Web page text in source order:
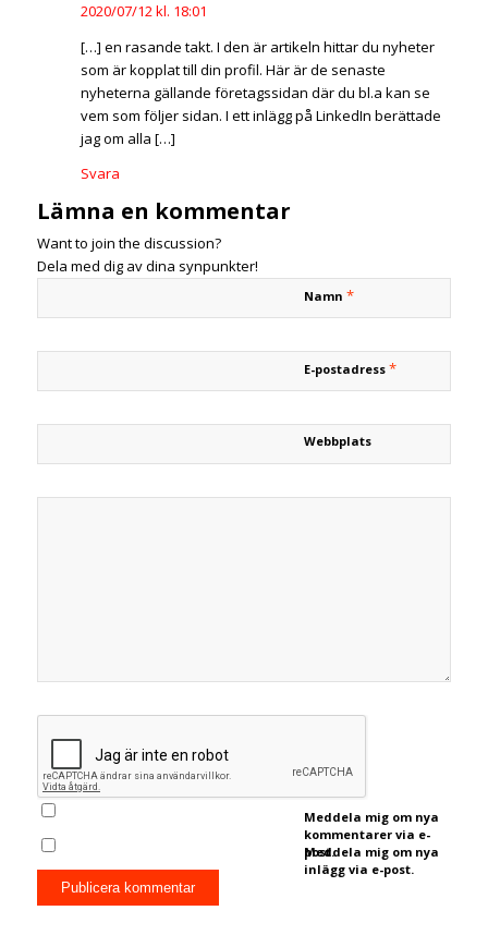
2020/07/12 kl. 18:01
[…] en rasande takt. I den är artikeln hittar du nyheter
som är kopplat till din profil. Här är de senaste
nyheterna gällande företagssidan där du bl.a kan se
vem som följer sidan. I ett inlägg på LinkedIn berättade
jag om alla […]
Svara
Lämna en kommentar
Want to join the discussion?
Dela med dig av dina synpunkter!
Namn *
E-postadress *
Webbplats
Meddela mig om nya
kommentarer via e-
post.
Meddela mig om nya
inlägg via e-post.